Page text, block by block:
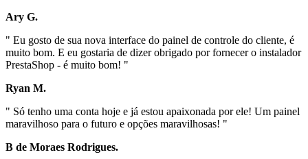
Ary G.
" Eu gosto de sua nova interface do painel de controle do cliente, é
muito bom. E eu gostaria de dizer obrigado por fornecer o instalador
PrestaShop - é muito bom! "
Ryan M.
" Só tenho uma conta hoje e já estou apaixonada por ele! Um painel
maravilhoso para o futuro e opções maravilhosas! "
B de Moraes Rodrigues.